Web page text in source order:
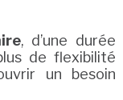
, d’une durée
de flexibilité
un besoin